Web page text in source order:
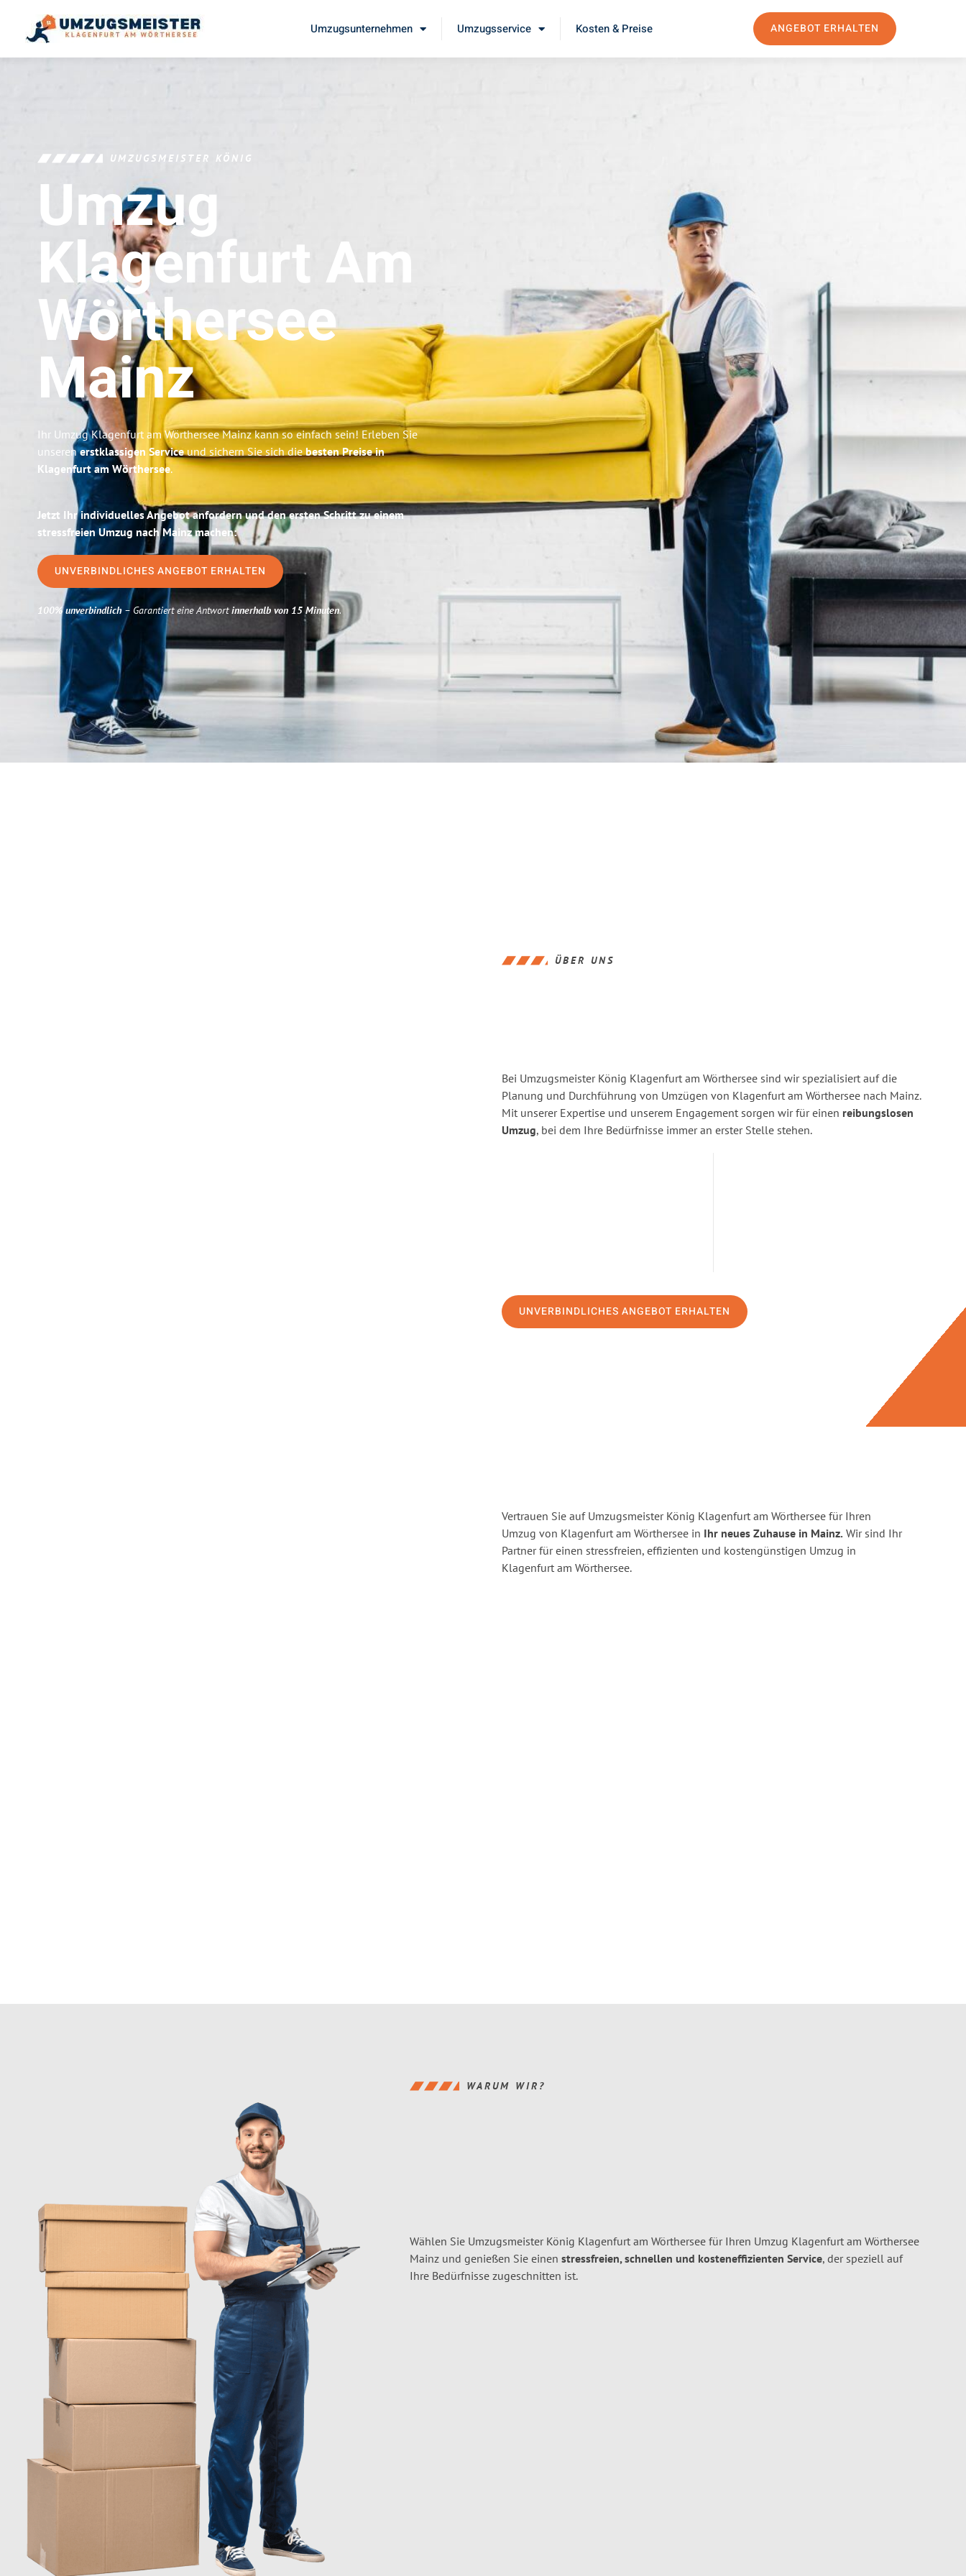
Umzugsunternehmen Umzugsservice Kosten & Preise ANGEBOT ERHALTEN
UMZUGSMEISTER KÖNIG
Umzug
Klagenfurt Am
Wörthersee
Mainz
Ihr Umzug Klagenfurt am Wörthersee Mainz kann so einfach sein! Erleben Sie
unserenerstklassigen Serviceund sichern Sie sich diebesten Preise in
Klagenfurt am Wörthersee.
Jetzt Ihr individuelles Angebot anfordern und den ersten Schritt zu einem
stressfreien Umzug nach Mainz machen:
UNVERBINDLICHES ANGEBOT ERHALTEN
100% unverbindlich– Garantiert eine Antwortinnerhalb von 15 Minuten.
ÜBER UNS
Bei Umzugsmeister König Klagenfurt am Wörthersee sind wir spezialisiert auf die
Planung und Durchführung von Umzügen von Klagenfurt am Wörthersee nach Mainz.
Mit unserer Expertise und unserem Engagement sorgen wir für einen reibungslosen
Umzug, bei dem Ihre Bedürfnisse immer an erster Stelle stehen.
UNVERBINDLICHES ANGEBOT ERHALTEN
Vertrauen Sie auf Umzugsmeister König Klagenfurt am Wörthersee für Ihren
Umzug von Klagenfurt am Wörthersee in Ihr neues Zuhause in Mainz. Wir sind Ihr
Partner für einen stressfreien, effizienten und kostengünstigen Umzug in
Klagenfurt am Wörthersee.
WARUM WIR?
Wählen Sie Umzugsmeister König Klagenfurt am Wörthersee für Ihren Umzug Klagenfurt am Wörthersee
Mainz und genießen Sie einen stressfreien, schnellen und kosteneffizienten Service, der speziell auf
Ihre Bedürfnisse zugeschnitten ist.